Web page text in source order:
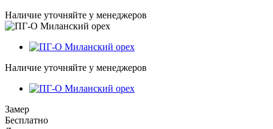
Наличие уточняйте у менеджеров
Наличие уточняйте у менеджеров
Замер
Бесплатно